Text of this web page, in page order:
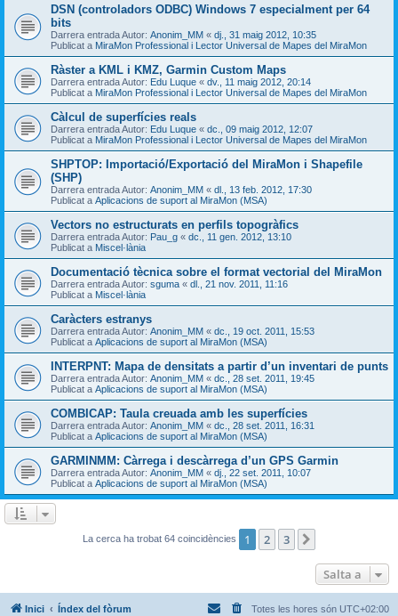
DSN (controladors ODBC) Windows 7 especialment per 64
bits
Darrera entrada Autor: Anonim_MM « dj., 31 maig 2012, 10:35
Publicat a MiraMon Professional i Lector Universal de Mapes del MiraMon
Ràster a KML i KMZ, Garmin Custom Maps
Darrera entrada Autor: Edu Luque « dv., 11 maig 2012, 20:14
Publicat a MiraMon Professional i Lector Universal de Mapes del MiraMon
Càlcul de superfícies reals
Darrera entrada Autor: Edu Luque « dc., 09 maig 2012, 12:07
Publicat a MiraMon Professional i Lector Universal de Mapes del MiraMon
SHPTOP: Importació/Exportació del MiraMon i Shapefile
(SHP)
Darrera entrada Autor: Anonim_MM « dl., 13 feb. 2012, 17:30
Publicat a Aplicacions de suport al MiraMon (MSA)
Vectors no estructurats en perfils topogràfics
Darrera entrada Autor: Pau_g « dc., 11 gen. 2012, 13:10
Publicat a Miscel·lània
Documentació tècnica sobre el format vectorial del MiraMon
Darrera entrada Autor: sguma « dl., 21 nov. 2011, 11:16
Publicat a Miscel·lània
Caràcters estranys
Darrera entrada Autor: Anonim_MM « dc., 19 oct. 2011, 15:53
Publicat a Aplicacions de suport al MiraMon (MSA)
INTERPNT: Mapa de densitats a partir d’un inventari de punts
Darrera entrada Autor: Anonim_MM « dc., 28 set. 2011, 19:45
Publicat a Aplicacions de suport al MiraMon (MSA)
COMBICAP: Taula creuada amb les superfícies
Darrera entrada Autor: Anonim_MM « dc., 28 set. 2011, 16:31
Publicat a Aplicacions de suport al MiraMon (MSA)
GARMINMM: Càrrega i descàrrega d’un GPS Garmin
Darrera entrada Autor: Anonim_MM « dj., 22 set. 2011, 10:07
Publicat a Aplicacions de suport al MiraMon (MSA)
La cerca ha trobat 64 coincidències 1 2 3
Salta a
Inici Índex del fòrum Totes les hores són UTC+02:00